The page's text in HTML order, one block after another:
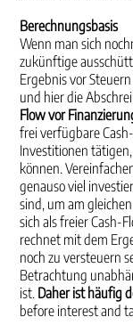
Berechnungsbasis
Wenn man sich
zukünftige
Ergebnis vor
und hier die
Flow vor
frei verfügbare
Investitionen
können.
genauso viel
sind, um am
sich als freier Cash-
rechnet mit dem
noch zu versteuern
Betrachtung
ist. Daher ist häufig
before interest and